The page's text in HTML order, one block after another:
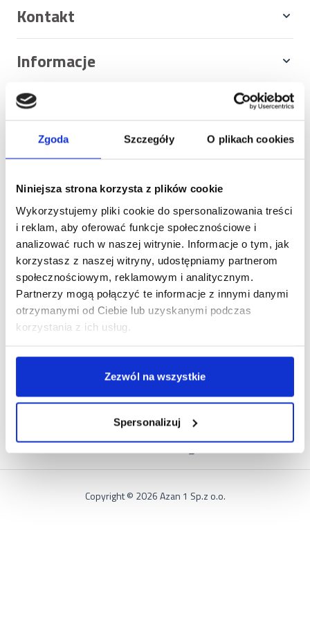
Zgoda Szczegóły O plikach cookies
Niniejsza strona korzysta z plików cookie
Wykorzystujemy pliki cookie do spersonalizowania treści
i reklam, aby oferować funkcje społecznościowe i
analizować ruch w naszej witrynie. Informacje o tym, jak
korzystasz z naszej witryny, udostępniamy partnerom
społecznościowym, reklamowym i analitycznym.
Partnerzy mogą połączyć te informacje z innymi danymi
otrzymanymi od Ciebie lub uzyskanymi podczas
korzystania z ich usług.
Zezwól na wszystkie
Spersonalizuj
Kontakt
Informacje
Sklep
Zwróć produkty
Blog
Mapa witryny
Zaobserwuj nas
NASZE SKLEPY
PARTNER
Copyright © 2026 Azan 1 Sp.z o.o.